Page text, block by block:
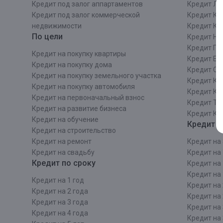
Кредит под залог аппартаментов
Кредит под залог коммерческой
недвижимости
По цели
Кредит на покупку квартиры
Кредит на покупку дома
Кредит на покупку земельного участка
Кредит на покупку автомобиля
Кредит на первоначальный взнос
Кредит на развитие бизнеса
Кредит на обучение
Кредит на строительcтво
Кредит на ремонт
Кредит на свадьбу
Кредит по сроку
Кредит на 1 год
Кредит на 2 года
Кредит на 3 года
Кредит на 4 года
Кредит ЛО
Кредит
Кредит
Кредит
Кредит
Кредит
Кредит
Кредит
Кредит
Кредит
Кредит
Кредит
Кредит на
Кредит на
Кредит на
Кредит на
Кредит на
Кредит на
Кредит на
Кредит на